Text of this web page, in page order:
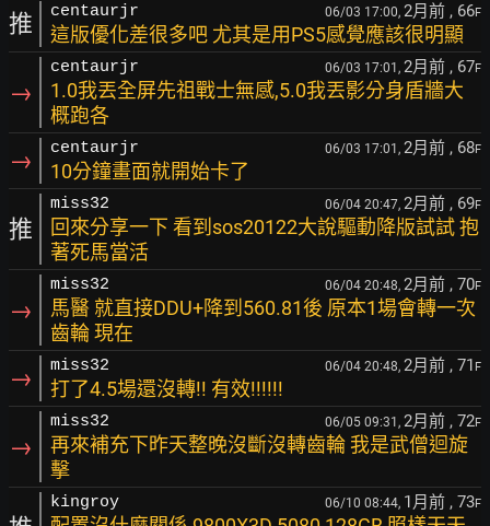
推 centaurjr 06/03 17:00, 2月前 , 66F
這版優化差很多吧 尤其是用PS5感覺應該很明顯
→
centaurjr 06/03 17:01, 2月前 , 67F
1.0我丟全屏先祖戰士無感,5.0我丟影分身盾牆大
概跑各
→ centaurjr 06/03 17:01, 2月前 , 68F
10分鐘畫面就開始卡了
推
miss32 06/04 20:47, 2月前 , 69F
回來分享一下 看到sos20122大說驅動降版試試 抱
著死馬當活
→
miss32 06/04 20:48, 2月前 , 70F
馬醫 就直接DDU+降到560.81後 原本1場會轉一次
齒輪 現在
→ miss32 06/04 20:48, 2月前 , 71 F
打了4.5場還沒轉!! 有效!!!!!!
→
miss32 06/05 09:31, 2月前 , 72F
再來補充下昨天整晚沒斷沒轉齒輪 我是武僧迴旋
擊
kingroy 06/10 08:44, 1月前 , 73F